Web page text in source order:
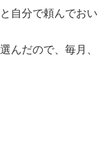
自分で頼んでおい
んだので、毎月、